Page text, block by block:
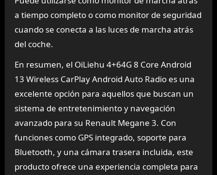
a tiempo completo o como monitor de seguridad
cuando se conecta a las luces de marcha atrás
del coche.
En resumen, el OiLiehu 4+64G 8 Core Android
13 Wireless CarPlay Android Auto Radio es una
excelente opción para aquellos que buscan un
sistema de entretenimiento y navegación
avanzado para su Renault Megane 3. Con
funciones como GPS integrado, soporte para
Bluetooth, y una cámara trasera incluida, este
producto ofrece una experiencia completa para